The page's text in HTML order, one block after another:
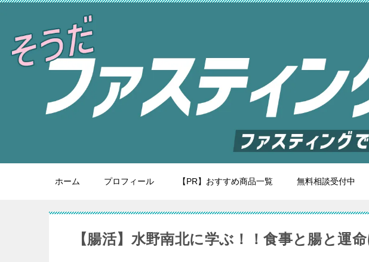
ホーム プロフィール 【PR】おすすめ商品一覧 無料相談受付中
【腸活】水野南北に学ぶ！！食事と腸と運